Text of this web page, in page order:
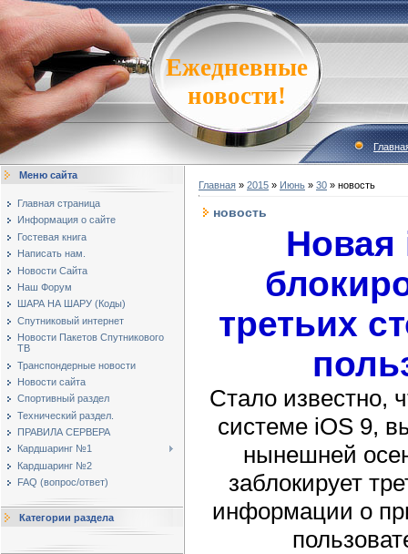
Ежедневные
новости!
Меню сайта
Главная страница
Информация о сайте
Гостевая книга
Написать нам.
Новости Сайта
Наш Форум
ШАРА НА ШАРУ (Коды)
Спутниковый интернет
Новости Пакетов Спутникового
ТВ
Транспондерные новости
Новости сайта
Спортивный раздел
Технический раздел.
ПРАВИЛА СЕРВЕРА
Кардшаринг №1
Кардшаринг №2
FAQ (вопрос/ответ)
Категории раздела
Главная » 2015 » Июнь » 30 » новость
новость
Новая
третьих
Стало известно,
системе iOS 9,
нынешней
заблокирует
информации о